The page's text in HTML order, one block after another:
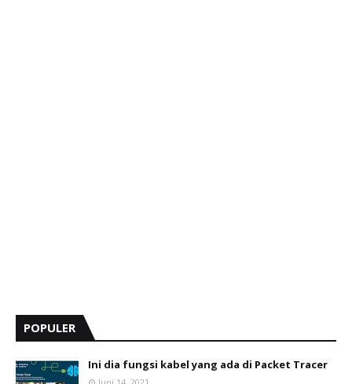
POPULER
Ini dia fungsi kabel yang ada di Packet Tracer